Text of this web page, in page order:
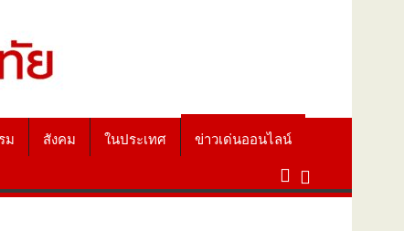
ม สังคม ในประเทศ ข่าวเด่นออนไลน์